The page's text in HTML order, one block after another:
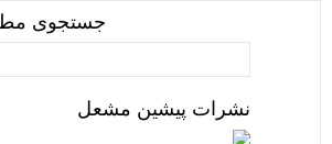
جستجوی
نشرات پیشین مشعل